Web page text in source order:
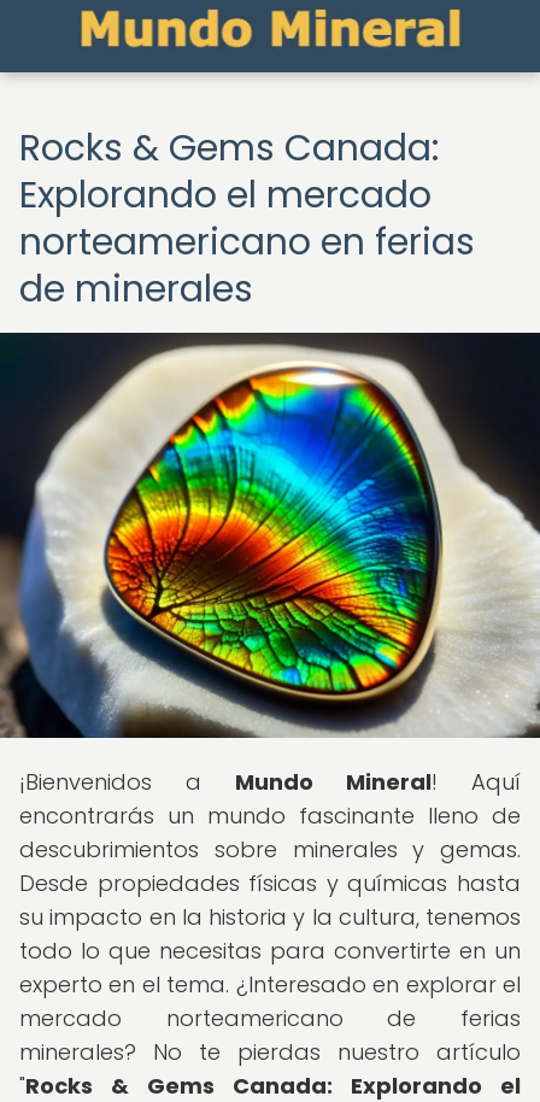
Rocks & Gems Canada:
Explorando el mercado
norteamericano en ferias
de minerales
¡Bienvenidos a Mundo Mineral! Aquí
encontrarás un mundo fascinante lleno de
descubrimientos sobre minerales y gemas.
Desde propiedades físicas y químicas hasta
su impacto en la historia y la cultura, tenemos
todo lo que necesitas para convertirte en un
experto en el tema. ¿Interesado en explorar el
mercado norteamericano de ferias
minerales? No te pierdas nuestro artículo
"Rocks & Gems Canada: Explorando el